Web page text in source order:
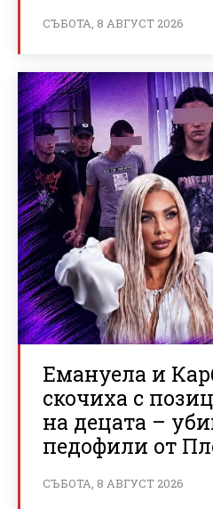
СЪБОТА, 8 АВГУСТ 2026
Емануела и
скочиха с
на децата –
педофили от
СЪБОТА, 8 АВГУСТ 2026